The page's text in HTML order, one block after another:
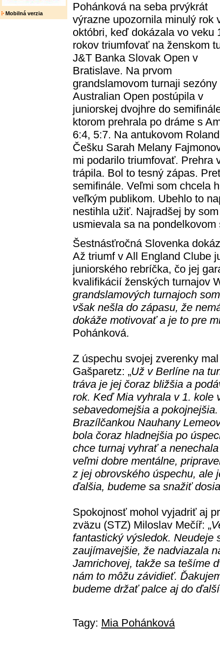
Mobilná verzia
Pohánková na seba prvýkrát
výrazne upozornila minulý rok
októbri, keď dokázala vo veku
rokov triumfovať na ženskom
J&T Banka Slovak Open v
Bratislave. Na prvom
grandslamovom turnaji sezóny
Australian Open postúpila v
juniorskej dvojhre do
ktorom prehrala po dráme s
6:4, 5:7. Na antukovom
Češku Sarah Melany
mi podarilo triumfovať. Prehra
trápila. Bol to tesný zápas.
semifinále. Veľmi som chcela
veľkým publikom. Ubehlo to
nestihla užiť. Najradšej by
usmievala sa na
Šestnásťročná Slovenka
Až triumf v All England Clube
juniorského rebríčka, čo jej
kvalifikácií ženských turnajov
grandslamových turnajoch
však nešla do zápasu, že
dokáže motivovať a je to pre
Pohánková.
Z úspechu svojej zverenky
Gašparetz: „Už v Berlíne na
tráva je jej čoraz bližšia a
rok. Keď Mia vyhrala v 1. kole
sebavedomejšia a
Brazílčankou Nauhany
bola čoraz hladnejšia po
chce turnaj vyhrať a
veľmi dobre mentálne,
z jej obrovského úspechu, ale
ďalšia, budeme sa snažiť
Spokojnosť mohol vyjadriť aj
zväzu (STZ) Miloslav Mečíř: „
fantastický výsledok. Neudeje
zaujímavejšie, že nadviazala
Jamrichovej, takže sa tešíme
nám to môžu závidieť.
budeme držať palce aj do
Tagy: Mia Pohánková